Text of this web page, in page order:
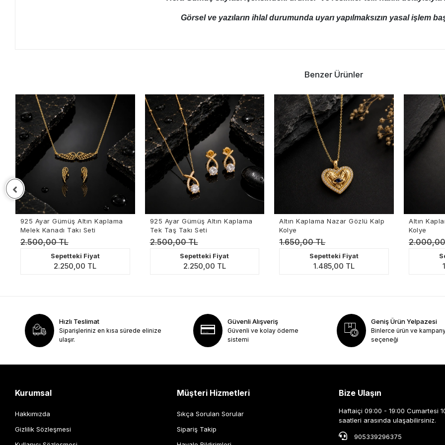
Görsel ve yazıların ihlal durumunda uyarı yapılmaksızın yasal işlem
Benzer Ürünler
925 Ayar Gümüş Altın Kaplama
Melek Kanadı Takı Seti
2.500,00 TL
Sepetteki Fiyat
2.250,00 TL
925 Ayar Gümüş Altın Kaplama
Tek Taş Takı Seti
2.500,00 TL
Sepetteki Fiyat
2.250,00 TL
Altın Kaplama Nazar Gözlü Kalp
1.650,00 TL
Sepetteki Fiyat
1.485,00 TL
Altın Kaplama
2.000,00 TL
Hızlı Teslimat
Siparişleriniz en kısa sürede elinize
ulaşır.
Güvenli Alışveriş
Güvenli ve kolay ödeme
sistemi
Geniş Ürün Yelpazesi
Binlerce ürün ve
seçeneği
Kurumsal
Hakkımızda
Gizlilik Sözleşmesi
Müşteri Hizmetleri
Sıkça Sorulan Sorular
Sipariş Takip
Bize Ulaşın
Haftaiçi 09:00 - 19:00 Cumartesi
saatleri arasında ulaşabilirsiniz.
905339296375